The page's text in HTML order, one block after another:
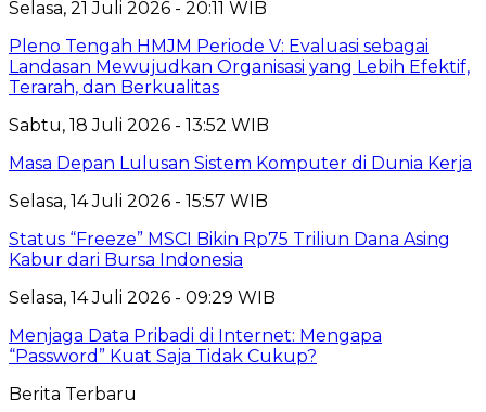
Selasa, 21 Juli 2026 - 20:11 WIB
Pleno Tengah HMJM Periode V: Evaluasi sebagai
Landasan Mewujudkan Organisasi yang Lebih Efektif,
Terarah, dan Berkualitas
Sabtu, 18 Juli 2026 - 13:52 WIB
Masa Depan Lulusan Sistem Komputer di Dunia Kerja
Selasa, 14 Juli 2026 - 15:57 WIB
Status “Freeze” MSCI Bikin Rp75 Triliun Dana Asing
Kabur dari Bursa Indonesia
Selasa, 14 Juli 2026 - 09:29 WIB
Menjaga Data Pribadi di Internet: Mengapa
“Password” Kuat Saja Tidak Cukup?
Berita Terbaru